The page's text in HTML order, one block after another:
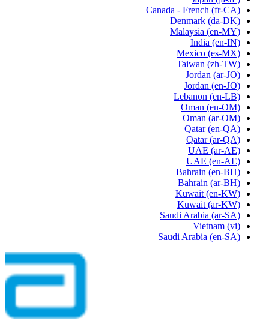
Canada - French (fr-CA)
Denmark (da-DK)
Malaysia (en-MY)
India (en-IN)
Mexico (es-MX)
Taiwan (zh-TW)
Jordan (ar-JO)
Jordan (en-JO)
Lebanon (en-LB)
Oman (en-OM)
Oman (ar-OM)
Qatar (en-QA)
Qatar (ar-QA)
UAE (ar-AE)
UAE (en-AE)
Bahrain (en-BH)
Bahrain (ar-BH)
Kuwait (en-KW)
Kuwait (ar-KW)
Saudi Arabia (ar-SA)
Vietnam (vi)
Saudi Arabia (en-SA)